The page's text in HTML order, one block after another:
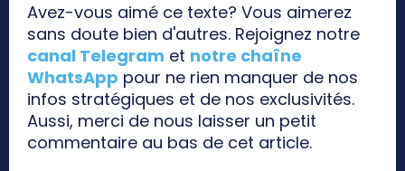
Avez-vous aimé ce texte? Vous aimerez
sans doute bien d'autres. Rejoignez notre
canal Telegram et notre chaîne
WhatsApp pour ne rien manquer de nos
infos stratégiques et de nos exclusivités.
Aussi, merci de nous laisser un petit
commentaire au bas de cet article.